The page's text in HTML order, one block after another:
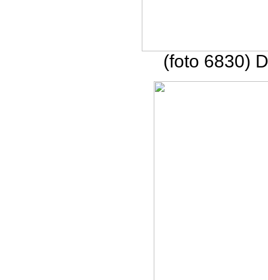
(foto 6830)